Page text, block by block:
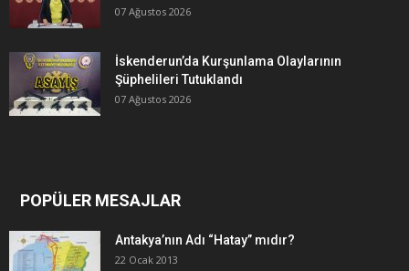
07 Ağustos 2026
İskenderun’da Kurşunlama Olaylarının
Şüphelileri Tutuklandı
07 Ağustos 2026
POPÜLER MESAJLAR
Antakya’nın Adı “Hatay” mıdır?
22 Ocak 2013